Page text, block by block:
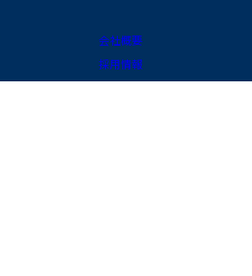
会社概要
採用情報